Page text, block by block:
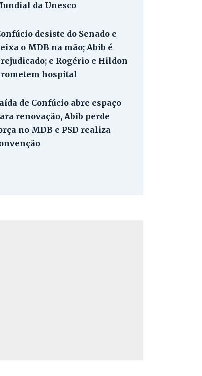
da Unesco
desiste do Senado e
o MDB na mão; Abib é
e Rogério e Hildon
hospital
de Confúcio abre espaço
renovação, Abib perde
no MDB e PSD realiza